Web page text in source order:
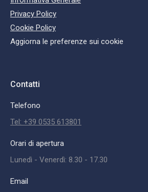
Privacy Policy
Cookie Policy
Aggiorna le preferenze sui cookie
Contatti
Telefono
Tel: +39 0535 613801
Orari di apertura
Lunedì - Venerdì: 8.30 - 17.30
Email